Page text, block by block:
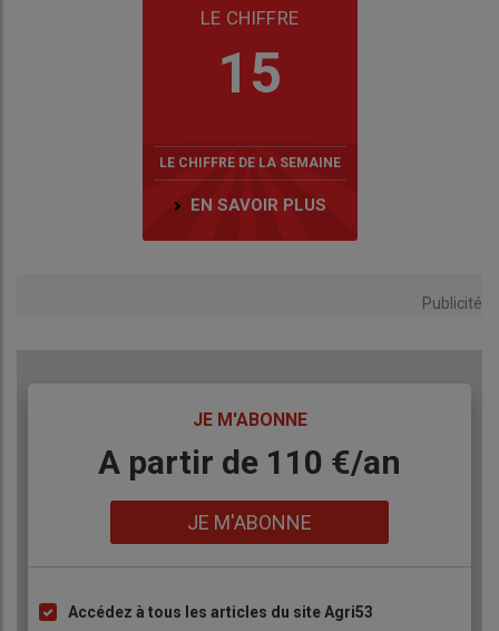
LE CHIFFRE
15
LE CHIFFRE DE LA SEMAINE
EN SAVOIR PLUS
Publicité
JE M'ABONNE
BodyA partir de 110 €/an
JE M'ABONNE
ListeAccédez à tous les articles du site Agri53